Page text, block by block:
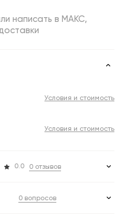
написать в МАКС,
Условия и стоимость
Условия и стоимость
0.0 0 отзывов
0 вопросов